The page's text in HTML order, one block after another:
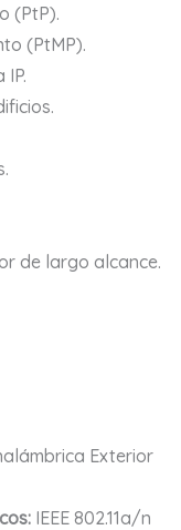
(PtP).
(PtMP).
de largo alcance.
Exterior
IEEE 802.11a/n